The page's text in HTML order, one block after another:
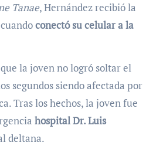
Tanae, Hernández recibió la
conectó su celular a la
la joven no logró soltar el
segundos siendo afectada por
Tras los hechos, la joven fue
hospital Dr. Luis
deltana.